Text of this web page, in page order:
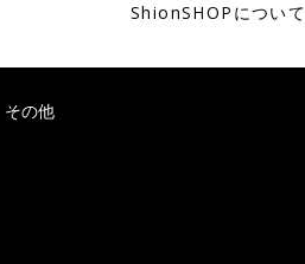
ShionSHOPについて
その他